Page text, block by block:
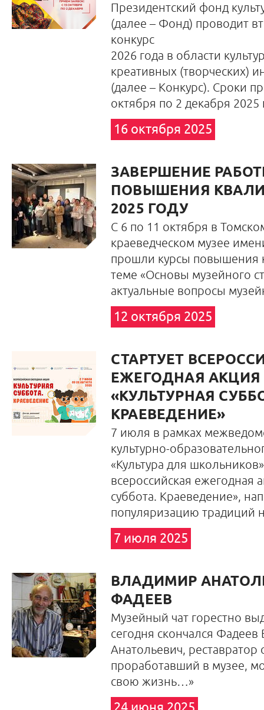
Президентский фонд
(далее – Фонд) проводит
конкурс
2026 года в области
креативных (творческих)
(далее – Конкурс). Сроки
октября по 2 декабря 2025
16 октября 2025
ЗАВЕРШЕНИЕ
ПОВЫШЕНИЯ
2025 ГОДУ
С 6 по 11 октября в
краеведческом музее
прошли курсы повышения
теме «Основы музейного
актуальные вопросы
12 октября 2025
СТАРТУЕТ
ЕЖЕГОДНАЯ АКЦИЯ
«КУЛЬТУРНАЯ
КРАЕВЕДЕНИЕ»
7 июля в рамках
культурно-
«Культура для школьников»
всероссийская ежегодная
суббота. Краеведение»,
популяризацию традиций
7 июля 2025
ВЛАДИМИР
ФАДЕЕВ
Музейный чат горестно
сегодня скончался
Анатольевич, реставратор
проработавший в музее,
свою жизнь…»